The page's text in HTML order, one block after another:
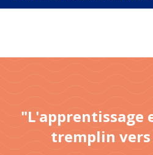
"L'apprentissage
tremplin